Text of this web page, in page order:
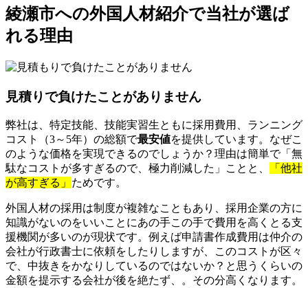
綾瀬市への外国人材紹介で当社が選ば
れる理由
見積りで負けたことがありません
弊社は、特定技能、技能実習生ともに採用費用、ランニング
コスト（3～5年）の総額で最安値を提供しています。なぜこ
のような価格を実現できるのでしょうか？理由は簡単で「無
駄なコストが多すぎるので、極力削減した」ことと、
「他社
が高すぎる」 ためです。
外国人材の採用は制度が複雑なこともあり、採用企業の方に
知識がないのをいいことにあの手この手で費用を高くとる支
援機関が多いのが現状です。例えば申請書作成費用は仲介の
会社が行政書士に依頼をしたりしますが、このコストが区々
で、中抜きをかなりしているのではないか？と思うくらいの
金額を提示する会社が後を絶たず、。その分高くなります。